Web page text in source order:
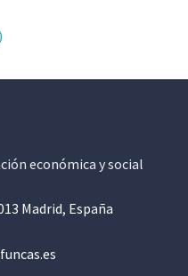
económica y social
Madrid, España